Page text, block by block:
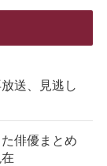
送、見逃し
俳優まとめ